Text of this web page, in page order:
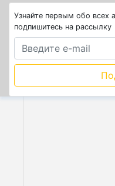
Узнайте первым обо всех
подпишитесь на рассылку